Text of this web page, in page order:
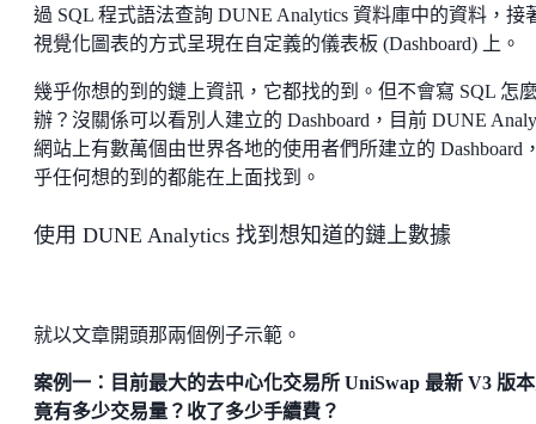
過 SQL 程式語法查詢 DUNE Analytics 資料庫中的資料，接
視覺化圖表的方式呈現在自定義的儀表板 (Dashboard) 上。
幾乎你想的到的鏈上資訊，它都找的到。但不會寫 SQL 怎
辦？沒關係可以看別人建立的 Dashboard，目前 DUNE
網站上有數萬個由世界各地的使用者們所建立的 Dashboard
乎任何想的到的都能在上面找到。
使用 DUNE Analytics 找到想知道的鏈上數據
就以文章開頭那兩個例子示範。
案例一：目前最大的去中心化交易所 UniSwap 最新 V3 版
竟有多少交易量？收了多少手續費？